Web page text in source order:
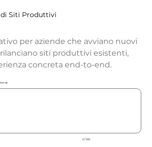
Siti Produttivi
per aziende che avviano nuovi
siti produttivi esistenti,
concreta end-to-end.
0 / 500